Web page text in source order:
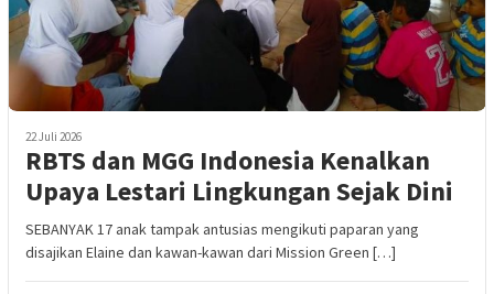
22 Juli 2026
RBTS dan MGG Indonesia Kenalkan
Upaya Lestari Lingkungan Sejak Dini
SEBANYAK 17 anak tampak antusias mengikuti paparan yang
disajikan Elaine dan kawan-kawan dari Mission Green […]